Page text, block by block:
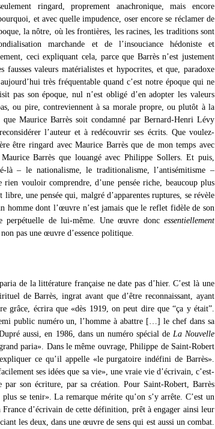
ringard, proprement anachronique, mais encore
et avec quelle impudence, oser encore se réclamer de
la nôtre, où les frontières, les racines, les traditions sont
marchande et de l’insouciance hédoniste et
ceci expliquant cela, parce que Barrès n’est justement
fausses valeurs matérialistes et hypocrites, et que, paradoxe
très fréquentable quand c’est notre époque qui ne
pas son époque, nul n’est obligé d’en adopter les valeurs
ou pire, contreviennent à sa morale propre, ou plutôt à la
Maurice Barrès soit condamné par Bernard-Henri Lévy
l’auteur et à redécouvrir ses écrits. Que voulez-
être ringard avec Maurice Barrès que de mon temps avec
Barrès que louangé avec Philippe Sollers. Et puis,
là – le nationalisme, le traditionalisme, l’antisémitisme –
vouloir comprendre, d’une pensée riche, beaucoup plus
une pensée qui, malgré d’apparentes ruptures, se révèle
homme dont l’œuvre n’est jamais que le reflet fidèle de son
perpétuelle de lui-même. Une œuvre donc essentiellement
pas une œuvre d’essence politique.
de la littérature française ne date pas d’hier. C’est là une
de Barrès, ingrat avant que d’être reconnaissant, ayant
grâce, écrira que «dès 1919, on peut dire que “ça y était”.
public numéro un, l’homme à abattre […] le chef dans sa
aussi, en 1986, dans un numéro spécial de La Nouvelle
paria». Dans le même ouvrage, Philippe de Saint-Robert
ce qu’il appelle «le purgatoire indéfini de Barrès».
ses idées que sa vie», une vraie vie d’écrivain, c’est-
son écriture, par sa création. Pour Saint-Robert, Barrès
se tenir». La remarque mérite qu’on s’y arrête. C’est un
d’écrivain de cette définition, prêt à engager ainsi leur
les deux, dans une œuvre de sens qui est aussi un combat.